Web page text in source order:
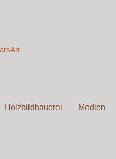
Holzbildhauerei Medien